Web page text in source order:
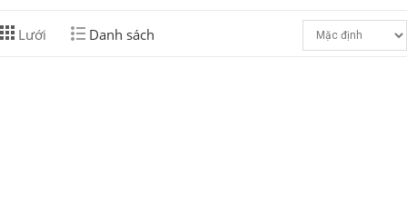
Lưới Danh sách